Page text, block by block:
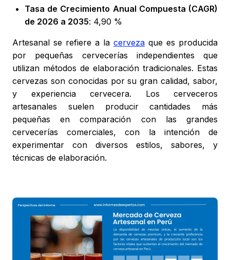
Tasa de Crecimiento Anual Compuesta (CAGR)
de 2026 a 2035: 4,90 %
Artesanal se refiere a la cerveza que es producida
por pequeñas cervecerías independientes que
utilizan métodos de elaboración tradicionales. Estas
cervezas son conocidas por su gran calidad, sabor,
y experiencia cervecera. Los cerveceros
artesanales suelen producir cantidades más
pequeñas en comparación con las grandes
cervecerías comerciales, con la intención de
experimentar con diversos estilos, sabores, y
técnicas de elaboración.